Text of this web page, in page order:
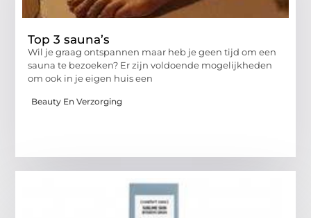
Top 3 sauna’s
Wil je graag ontspannen maar heb je geen tijd om een
sauna te bezoeken? Er zijn voldoende mogelijkheden
om ook in je eigen huis een
Beauty En Verzorging